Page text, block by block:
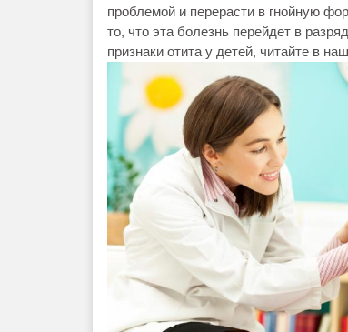
проблемой и перерасти в гнойную
то, что эта болезнь перейдет в
признаки отита у детей, читайте в